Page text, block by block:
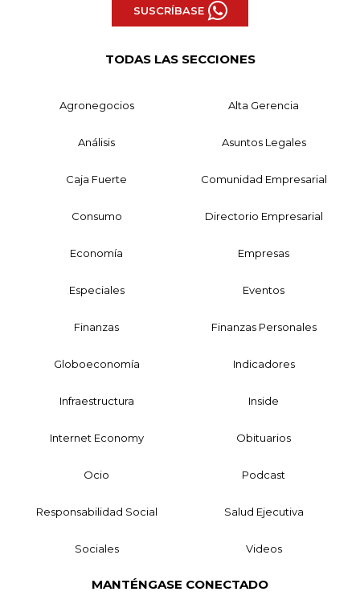
SUSCRÍBASE
TODAS LAS SECCIONES
Agronegocios Alta Gerencia
Análisis Asuntos Legales
Caja Fuerte Comunidad Empresarial
Consumo Directorio Empresarial
Economía Empresas
Especiales Eventos
Finanzas Finanzas Personales
Globoeconomía Indicadores
Infraestructura Inside
Internet Economy Obituarios
Ocio Podcast
Responsabilidad Social Salud Ejecutiva
Sociales Videos
MANTÉNGASE CONECTADO